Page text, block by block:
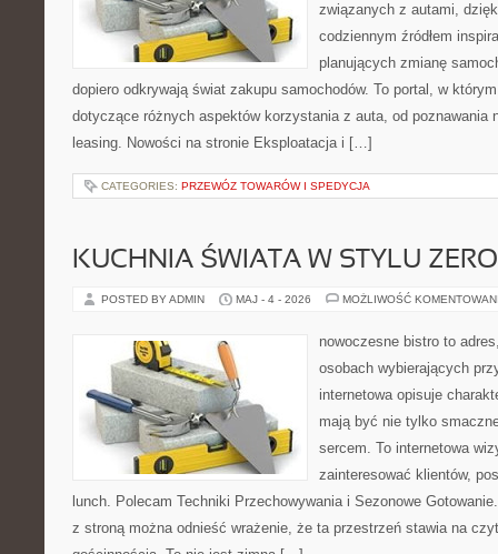
związanych z autami,
codziennym źródłem
planujących zmianę
dopiero odkrywają świat zakupu samochodów. To portal, w
dotyczące różnych aspektów korzystania z auta, od poznawania
leasing. Nowości na stronie Eksploatacja i […]
CATEGORIES: PRZEWÓZ TOWARÓW I SPEDYCJA
KUCHNIA ŚWIATA W STYLU
POSTED BY ADMIN MAJ - 4 - 2026 MOŻLIWOŚĆ
nowoczesne bistro to
osobach wybierających
internetowa opisuje
mają być nie tylko
sercem. To internetowa
zainteresować klientów,
lunch. Polecam Techniki Przechowywania i Sezonowe
z stroną można odnieść wrażenie, że ta przestrzeń stawia na